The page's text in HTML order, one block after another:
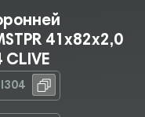
41х82х2,0